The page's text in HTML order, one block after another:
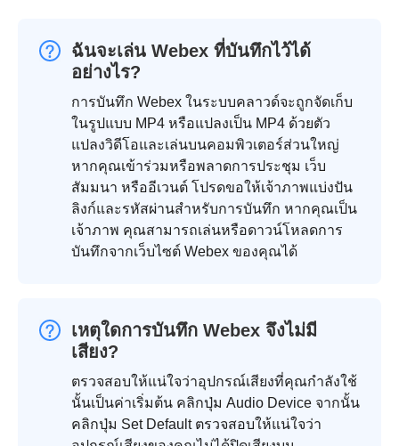
ฉันจะเล่น Webex ที่บันทึกไว้ได้
อย่างไร?
การบันทึก Webex ในระบบคลาวด์จะถูกจัดเก็บ
ในรูปแบบ MP4 หรือแปลงเป็น MP4 ด้วยตัว
แปลงวิดีโอและเล่นบนคอมพิวเตอร์ส่วนใหญ่
หากคุณเข้าร่วมหรือพลาดการประชุม เว็บ
สัมมนา หรืออีเวนต์ โปรดขอให้เจ้าภาพแบ่งปัน
ลิงก์และรหัสผ่านสำหรับการบันทึก หากคุณเป็น
เจ้าภาพ คุณสามารถเล่นหรือดาวน์โหลดการ
บันทึกจากเว็บไซต์ Webex ของคุณได้
เหตุใดการบันทึก Webex จึงไม่มี
เสียง?
ตรวจสอบให้แน่ใจว่าอุปกรณ์เสียงที่คุณกำลังใช้
นั้นเป็นค่าเริ่มต้น คลิกปุ่ม Audio Device จากนั้น
คลิกปุ่ม Set Default ตรวจสอบให้แน่ใจว่า